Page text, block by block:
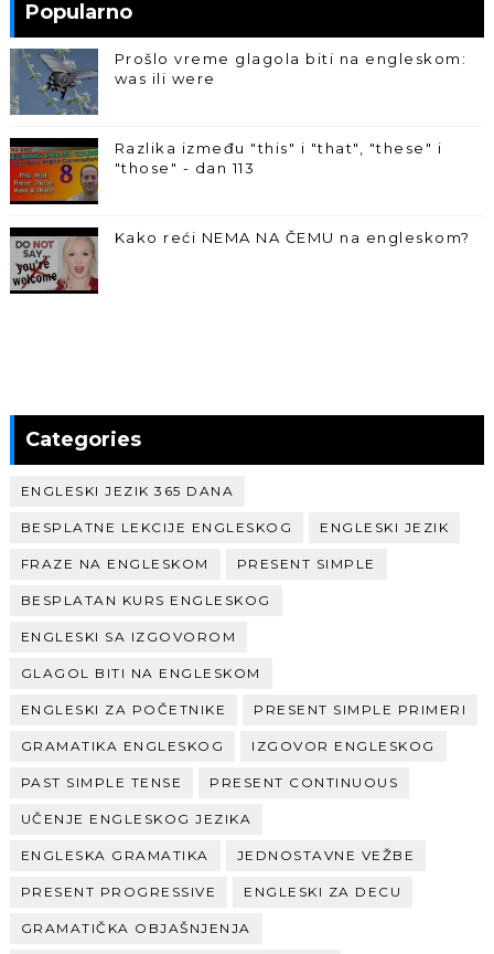
Popularno
Prošlo vreme glagola biti na engleskom:
was ili were
Razlika između "this" i "that", "these" i
"those" - dan 113
Kako reći NEMA NA ČEMU na engleskom?
Categories
ENGLESKI JEZIK 365 DANA
BESPLATNE LEKCIJE ENGLESKOG ENGLESKI JEZIK
FRAZE NA ENGLESKOM PRESENT SIMPLE
BESPLATAN KURS ENGLESKOG
ENGLESKI SA IZGOVOROM
GLAGOL BITI NA ENGLESKOM
ENGLESKI ZA POČETNIKE PRESENT SIMPLE PRIMERI
GRAMATIKA ENGLESKOG IZGOVOR ENGLESKOG
PAST SIMPLE TENSE PRESENT CONTINUOUS
UČENJE ENGLESKOG JEZIKA
ENGLESKA GRAMATIKA JEDNOSTAVNE VEŽBE
PRESENT PROGRESSIVE ENGLESKI ZA DECU
GRAMATIČKA OBJAŠNJENJA